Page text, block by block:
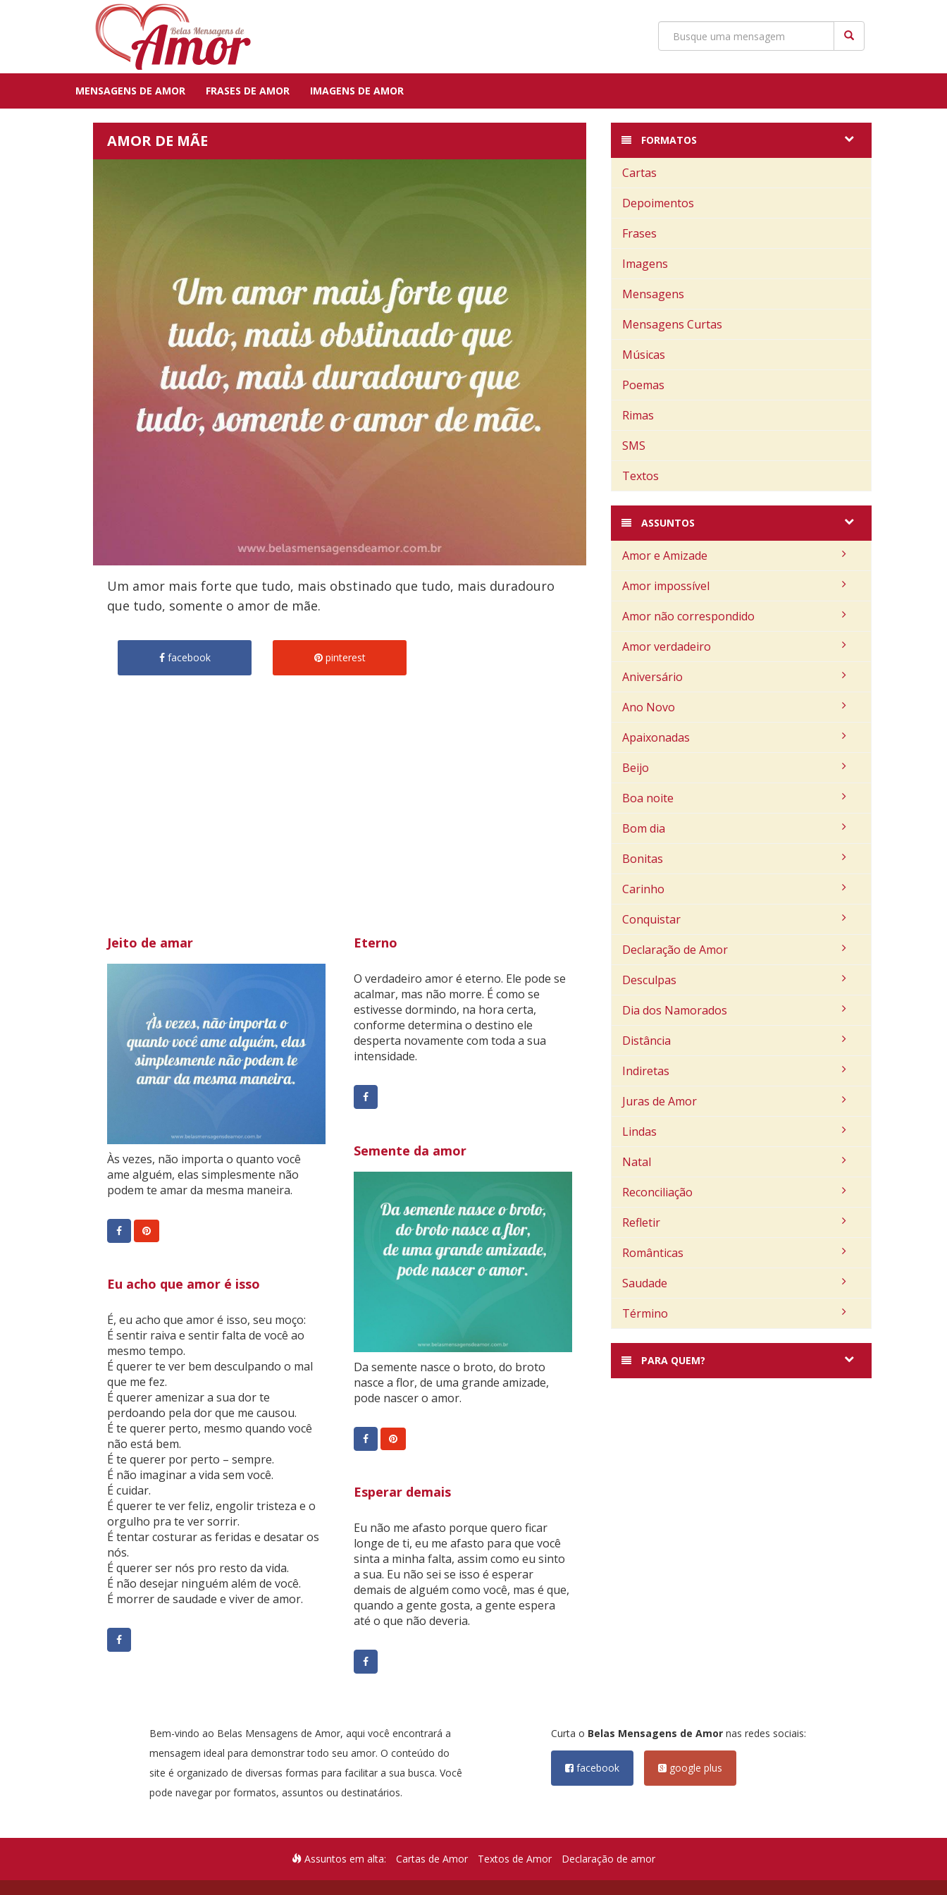
MENSAGENS DE AMOR FRASES DE AMOR IMAGENS DE AMOR
AMOR DE MÃE
Um amor mais forte que tudo, mais obstinado que tudo, mais duradouro
que tudo, somente o amor de mãe.
facebook pinterest
Jeito de amar
Às vezes, não importa o quanto você
ame alguém, elas simplesmente não
podem te amar da mesma maneira.
Eterno
O verdadeiro amor é eterno. Ele pode se
acalmar, mas não morre. É como se
estivesse dormindo, na hora certa,
conforme determina o destino ele
desperta novamente com toda a sua
intensidade.
Semente da amor
Da semente nasce o broto, do broto
nasce a flor, de uma grande amizade,
pode nascer o amor.
Eu acho que amor é isso
É, eu acho que amor é isso, seu moço:
É sentir raiva e sentir falta de você ao
mesmo tempo.
É querer te ver bem desculpando o mal
que me fez.
É querer amenizar a sua dor te
perdoando pela dor que me causou.
É te querer perto, mesmo quando você
não está bem.
É te querer por perto – sempre.
É não imaginar a vida sem você.
É cuidar.
É querer te ver feliz, engolir tristeza e o
orgulho pra te ver sorrir.
É tentar costurar as feridas e desatar os
nós.
É querer ser nós pro resto da vida.
É não desejar ninguém além de você.
É morrer de saudade e viver de amor.
Esperar demais
Eu não me afasto porque quero ficar
longe de ti, eu me afasto para que você
sinta a minha falta, assim como eu sinto
a sua. Eu não sei se isso é esperar
demais de alguém como você, mas é que,
quando a gente gosta, a gente espera
até o que não deveria.
FORMATOS
Cartas
Depoimentos
Frases
Imagens
Mensagens
Mensagens Curtas
Músicas
Poemas
Rimas
SMS
Textos
ASSUNTOS
Amor e Amizade
Amor impossível
Amor não correspondido
Amor verdadeiro
Aniversário
Ano Novo
Apaixonadas
Beijo
Boa noite
Bom dia
Bonitas
Carinho
Conquistar
Declaração de Amor
Desculpas
Dia dos Namorados
Distância
Indiretas
Juras de Amor
Lindas
Natal
Reconciliação
Refletir
Românticas
Saudade
Término
PARA QUEM?
Bem-vindo ao Belas Mensagens de Amor, aqui você encontrará a
mensagem ideal para demonstrar todo seu amor. O conteúdo do
site é organizado de diversas formas para facilitar a sua busca. Você
pode navegar por formatos, assuntos ou destinatários.
Curta o Belas Mensagens de Amor nas redes sociais:
facebook google plus
Assuntos em alta: Cartas de Amor Textos de Amor Declaração de amor